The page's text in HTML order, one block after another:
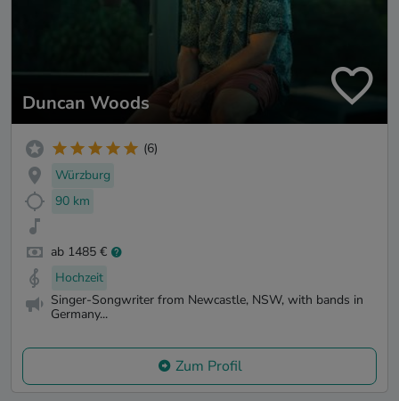
Duncan Woods
(6)
Würzburg
90 km
ab 1485 €
Hochzeit
Singer-Songwriter from Newcastle, NSW, with bands in
Germany...
Zum Profil